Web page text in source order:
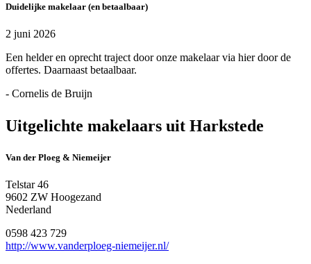
Duidelijke makelaar (en betaalbaar)
2 juni 2026
Een helder en oprecht traject door onze makelaar via hier door de
offertes. Daarnaast betaalbaar.
- Cornelis de Bruijn
Uitgelichte makelaars uit Harkstede
Van der Ploeg & Niemeijer
Telstar 46
9602 ZW Hoogezand
Nederland
0598 423 729
http://www.vanderploeg-niemeijer.nl/